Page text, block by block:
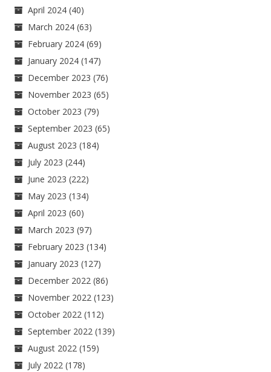
April 2024 (40)
March 2024 (63)
February 2024 (69)
January 2024 (147)
December 2023 (76)
November 2023 (65)
October 2023 (79)
September 2023 (65)
August 2023 (184)
July 2023 (244)
June 2023 (222)
May 2023 (134)
April 2023 (60)
March 2023 (97)
February 2023 (134)
January 2023 (127)
December 2022 (86)
November 2022 (123)
October 2022 (112)
September 2022 (139)
August 2022 (159)
July 2022 (178)